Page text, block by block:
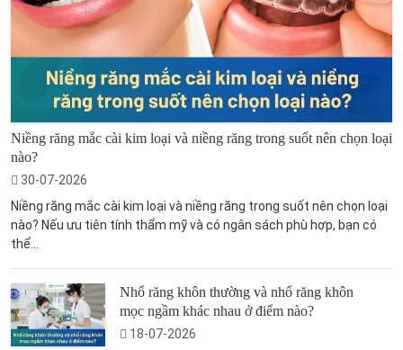
Niềng răng mắc cài kim loại và niềng răng trong suốt nên chọn loại
nào?
30-07-2026
Niềng răng mắc cài kim loại và niềng răng trong suốt nên chọn loại
nào? Nếu ưu tiên tính thẩm mỹ và có ngân sách phù hợp, bạn có
thể...
Nhổ răng khôn thường và nhổ răng khôn
mọc ngầm khác nhau ở điểm nào?
18-07-2026